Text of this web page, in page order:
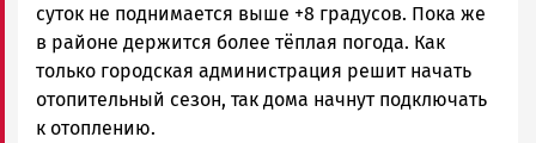
суток не поднимается выше +8 градусов. Пока же
в районе держится более тёплая погода. Как
только городская администрация решит начать
отопительный сезон, так дома начнут подключать
к отоплению.